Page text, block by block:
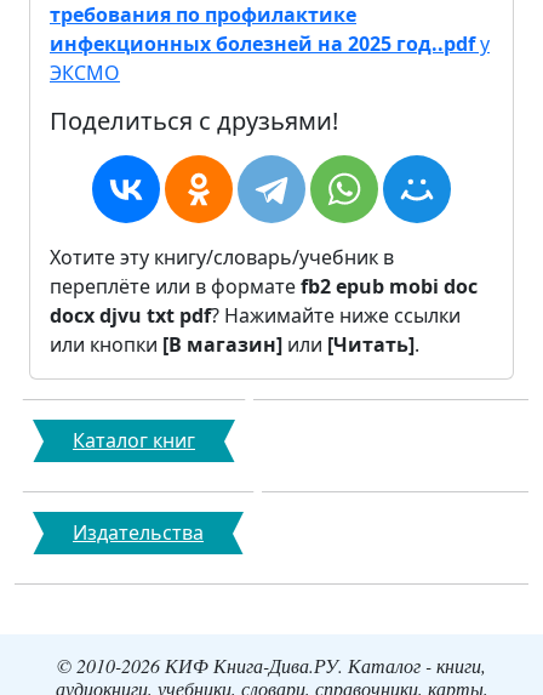
требования по профилактике
инфекционных болезней на 2025 год..pdfу
ЭКСМО
Поделиться с друзьями!
Хотите эту книгу/словарь/учебник в
переплёте или в форматеfb2epub mobi doc
docxdjvu txt pdf? Нажимайте ниже ссылки
или кнопки [В магазин] или [Читать].
Каталог книг
Издательства
© 2010-2026 КИФ Книга-Дива.РУ. Каталог - книги,
аудиокниги, учебники, словари, справочники, карты,